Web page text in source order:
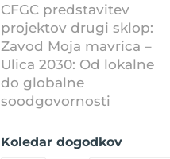
CFGC predstavitev
projektov drugi sklop:
Zavod Moja mavrica –
Ulica 2030: Od lokalne
do globalne
soodgovornosti
Koledar dogodkov